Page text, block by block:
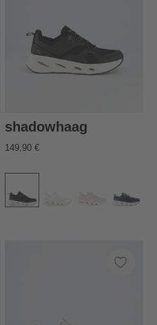
shadowhaag
149,90 €